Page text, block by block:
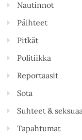
Nautinnot
Päihteet
Pitkät
Politiikka
Reportaasit
Sota
Suhteet &
Tapahtumat